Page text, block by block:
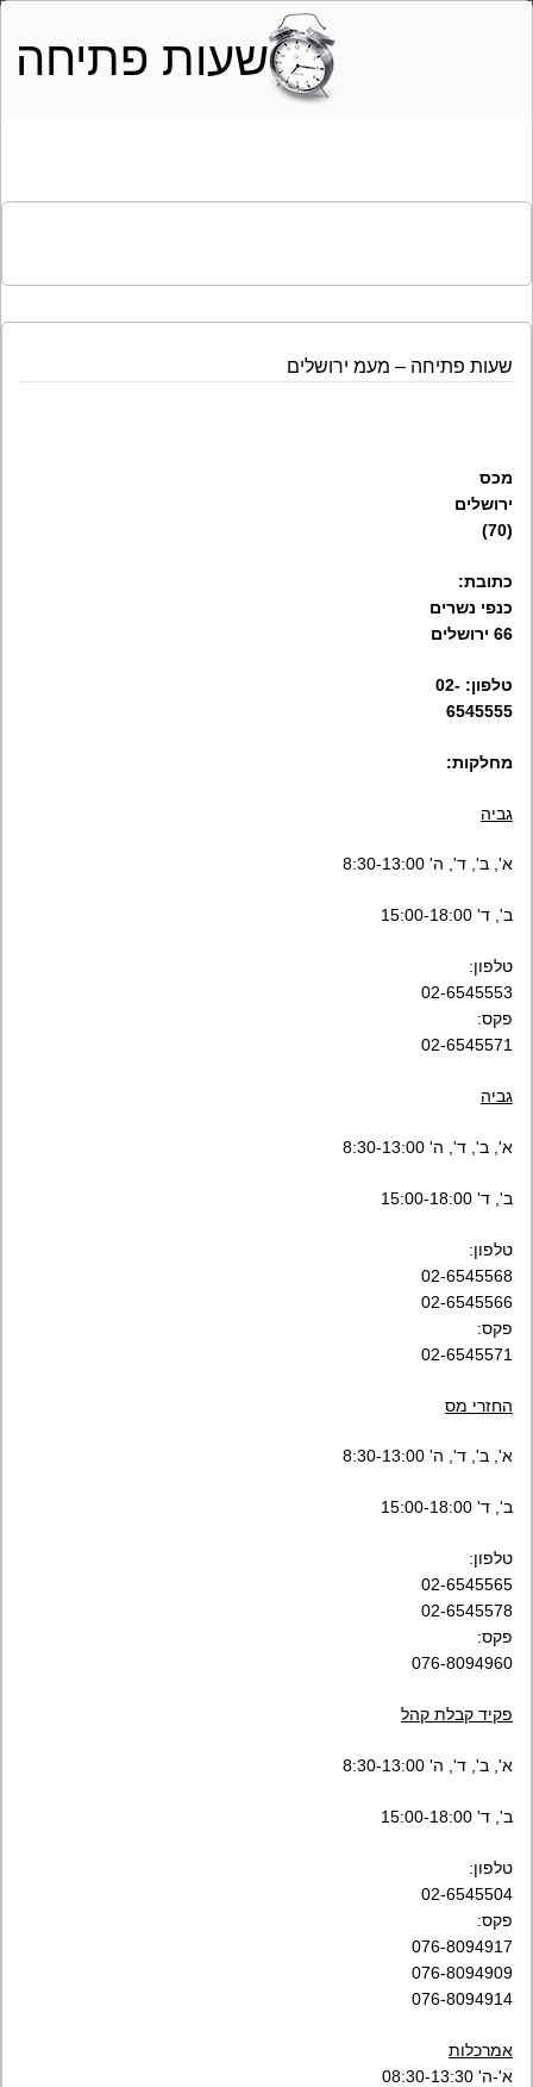
שעות פתיחה
שעות פתיחה – מעמ ירושלים
מכס
ירושלים
(70)
כתובת:
כנפי נשרים
66 ירושלים
טלפון: 02-
6545555
מחלקות:
גביה
א', ב', ד', ה' 8:30-13:00
ב', ד' 15:00-18:00
טלפון:
02-6545553
פקס:
02-6545571
גביה
א', ב', ד', ה' 8:30-13:00
ב', ד' 15:00-18:00
טלפון:
02-6545568
02-6545566
פקס:
02-6545571
החזרי מס
א', ב', ד', ה' 8:30-13:00
ב', ד' 15:00-18:00
טלפון:
02-6545565
02-6545578
פקס:
076-8094960
פקיד קבלת קהל
א', ב', ד', ה' 8:30-13:00
ב', ד' 15:00-18:00
טלפון:
02-6545504
פקס:
076-8094917
076-8094909
076-8094914
אמרכלות
א'-ה' 08:30-13:30